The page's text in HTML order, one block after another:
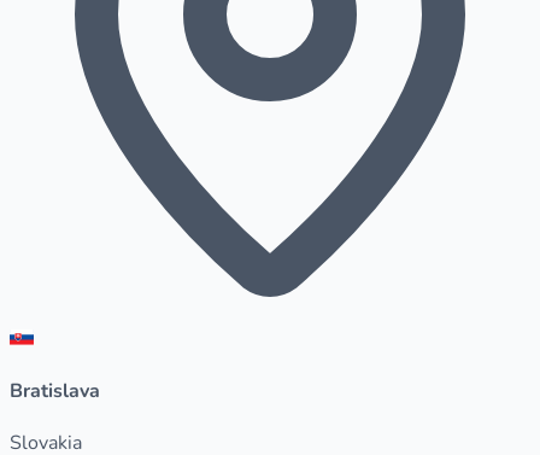
Bratislava
Slovakia